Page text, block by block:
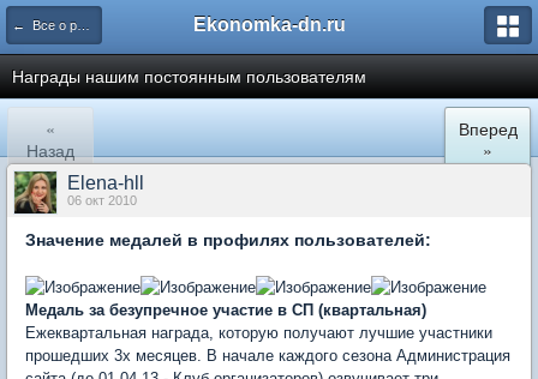
← Все о работе Экономки и ее форума Ekonomka-dn.ru
Награды нашим постоянным пользователям
«
Назад
Вперед
»
Elena-hll
06 окт 2010
Значение медалей в профилях пользователей:
Медаль за безупречное участие в СП (квартальная)
Ежеквартальная награда, которую получают лучшие участники
прошедших 3х месяцев. В начале каждого сезона Администрация